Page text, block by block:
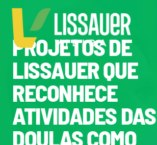
para
conteúdo
Home
Plano de Governo
Meu Trabalho
PROJETOS DE
LISSAUER QUE
RECONHECE
ATIVIDADES DAS
DOULAS COMO